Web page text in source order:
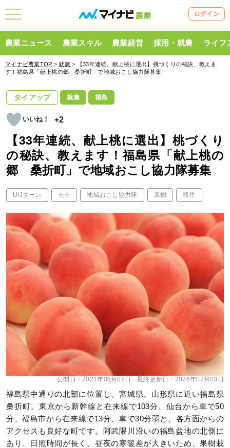
ログイン
農業ニュース 農業スキル 農業経営 採用・就農 ライフ
マイナビ農業TOP >就農 > 【33年連続、献上桃に選出】桃づくりの秘訣、教えま
す！福島県「献上桃の郷 桑折町」で地域おこし協力隊募集
タイアップ 就農 福島
+2
【33年連続、献上桃に選出】桃づくり
の秘訣、教えます！福島県「献上桃の
郷 桑折町」で地域おこし協力隊募集
UIJターン モモ 地域おこし協力隊 果樹 移住
公開日：2021年08月02日 最終更新日： 2026年07月03日
福島県中通りの北部に位置し、宮城県、山形県に近い福島県
桑折町。東京から新幹線と在来線で103分、仙台から車で50
分、福島市から在来線で13分、車で30分弱と、各方面からの
アクセスも良好な町です。阿武隈川沿いの福島盆地の北側に
あり、日照時間が長く、昼夜の寒暖差が大きいため、果樹栽